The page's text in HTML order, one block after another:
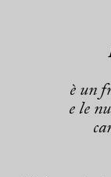
è un
e le